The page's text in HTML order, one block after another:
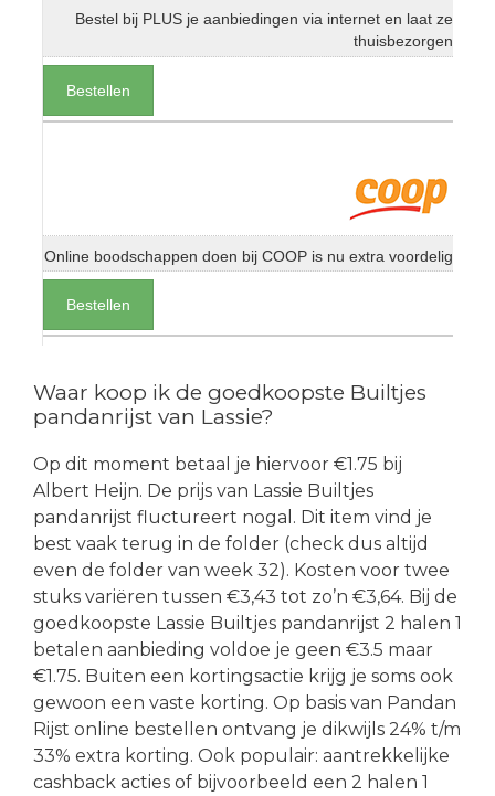
Bestel bij PLUS je aanbiedingen via internet en laat ze
thuisbezorgen
Bestellen
Online boodschappen doen bij COOP is nu extra voordelig
Bestellen
Waar koop ik de goedkoopste Builtjes
pandanrijst van Lassie?
Op dit moment betaal je hiervoor €1.75 bij
Albert Heijn. De prijs van Lassie Builtjes
pandanrijst fluctureert nogal. Dit item vind je
best vaak terug in de folder (check dus altijd
even de folder van week 32). Kosten voor twee
stuks variëren tussen €3,43 tot zo’n €3,64. Bij de
goedkoopste Lassie Builtjes pandanrijst 2 halen 1
betalen aanbieding voldoe je geen €3.5 maar
€1.75. Buiten een kortingsactie krijg je soms ook
gewoon een vaste korting. Op basis van Pandan
Rijst online bestellen ontvang je dikwijls 24% t/m
33% extra korting. Ook populair: aantrekkelijke
cashback acties of bijvoorbeeld een 2 halen 1